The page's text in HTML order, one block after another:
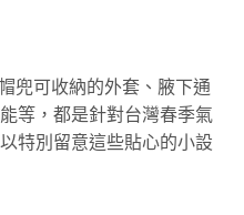
兜可收納的外套、腋下通
等，都是針對台灣春季氣
特別留意這些貼心的小設